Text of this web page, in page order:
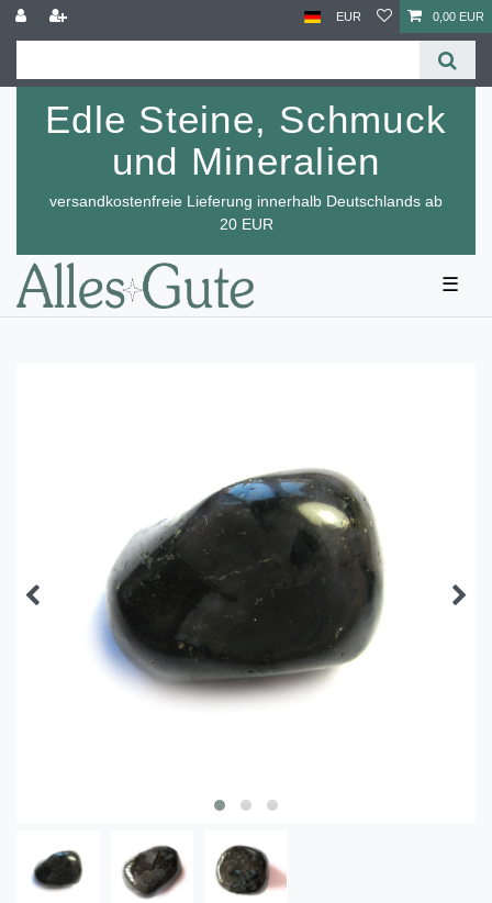
EUR 0,00 EUR
Edle Steine, Schmuck
und Mineralien
versandkostenfreie Lieferung innerhalb Deutschlands ab
20 EUR
☰